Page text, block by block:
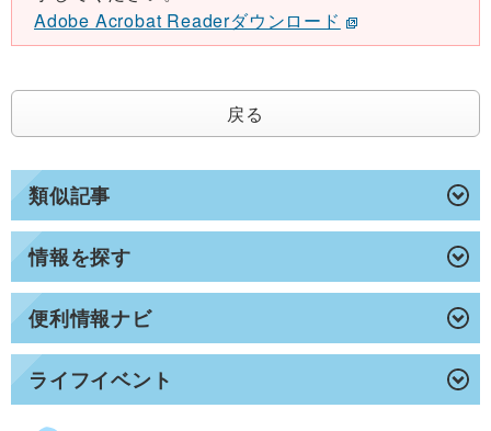
類似記事
情報を探す
便利情報ナビ
ライフイベント
Adobe Acrobat Readerダウンロード
戻る